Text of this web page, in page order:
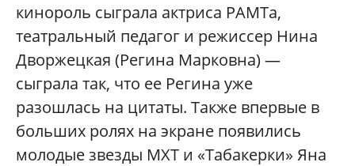
кинороль сыграла актриса РАМТа,
театральный педагог и режиссер Нина
Дворжецкая (Регина Марковна) —
сыграла так, что ее Регина уже
разошлась на цитаты. Также впервые в
больших ролях на экране появились
молодые звезды МХТ и «Табакерки» Яна